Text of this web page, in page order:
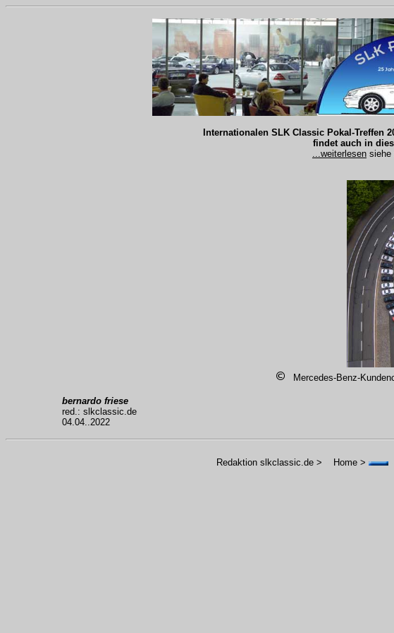
Internationalen SLK Classic Pokal-Treffen
findet auch in
...weiterlesen siehe
© Mercedes-Benz-
bernardo friese
red.: slkclassic.de
04.04..2022
Redaktion slkclassic.de > Home >